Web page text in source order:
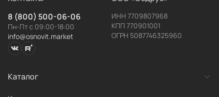
8 (800) 500-06-06
Пн-Пт с 09:00-18:00
info@osnovit.market
ИНН 7709807968
КПП 770901001
ОГРН 5087746325960
Каталог
Категории товаров